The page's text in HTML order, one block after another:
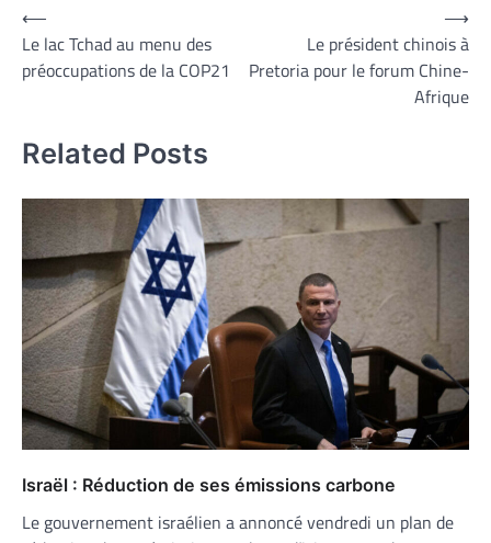
Navigation
de
l’article
⟵
Le lac Tchad au menu des
préoccupations de la COP21
Le président chinois à
Pretoria pour le forum Chine-
Afrique
⟶
Related Posts
Israël : Réduction de ses émissions carbone
Le gouvernement israélien a annoncé vendredi un plan de